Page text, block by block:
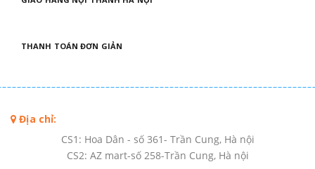
THANH TOÁN ĐƠN GIẢN
Địa chỉ:
CS1: Hoa Dân - số 361- Trần Cung, Hà nội
CS2: AZ mart-số 258-Trần Cung, Hà nội